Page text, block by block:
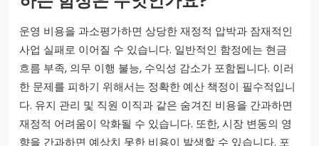
운영 비용을 과소평가하면 상당한 재정적 압박과 잠재적인
사업 실패로 이어질 수 있습니다. 일반적인 함정에는 현금
흐름 부족, 의무 이행 불능, 수익성 감소가 포함됩니다. 이러
한 문제를 피하기 위해서는 정확한 예산 책정이 필수적입니
다. 유지 관리 및 직원 이직과 같은 숨겨진 비용을 간과하면
재정적 어려움이 악화될 수 있습니다. 또한, 시장 변동의 영
향을 간과하면 예상치 못한 비용이 발생할 수 있습니다. 포